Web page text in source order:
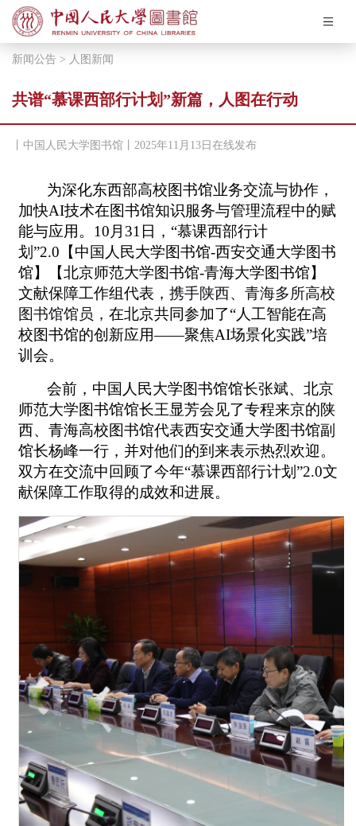
悦读人图
开馆时间： 7：00~22：00
新闻公告 > 人图新闻
共谱“慕课西部行计划”新篇，人图在行动
丨中国人民大学图书馆丨2025年11月13日在线发布